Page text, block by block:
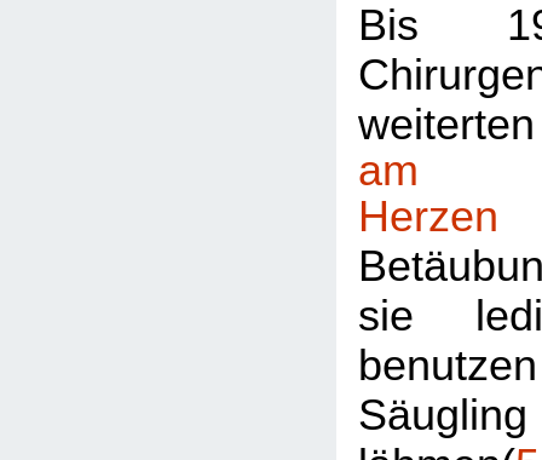
Bis
am
Herzen
sie